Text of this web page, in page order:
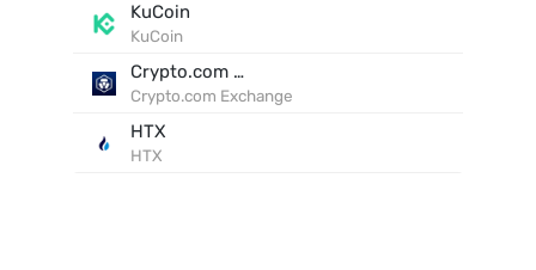
KuCoin
KuCoin
Crypto.com Exchange
Crypto.com Exchange
HTX
HTX